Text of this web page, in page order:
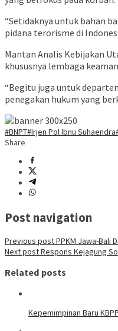
“Setidaknya untuk bahan
pidana terorisme di
Mantan Analis Kebijakan
khususnya lembaga
“Begitu juga untuk
penegakan hukum yang
#BNPT#Irjen Pol Ibnu Suhaendra
Share
Post navigation
Previous postPPKM Jawa-Bali
Next postRespons Kejagung
Related posts
Kepemimpinan Baru